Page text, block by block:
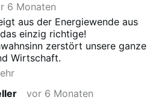
6 Monaten
aus der Energiewende aus
einzig richtige!
zerstört unsere ganze
Wirtschaft.
vor 6 Monaten